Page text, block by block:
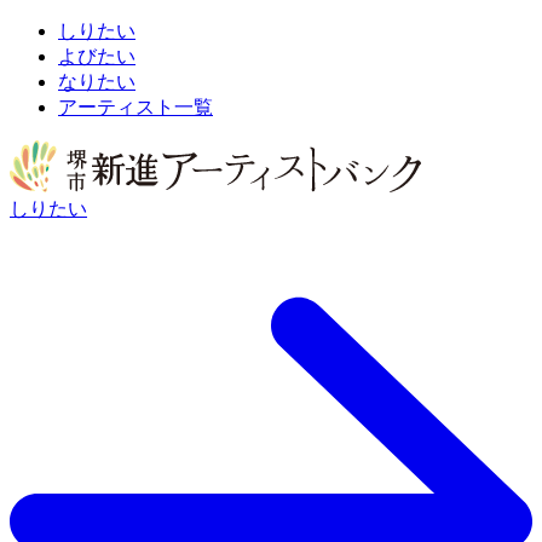
しりたい
よびたい
なりたい
アーティスト一覧
しりたい